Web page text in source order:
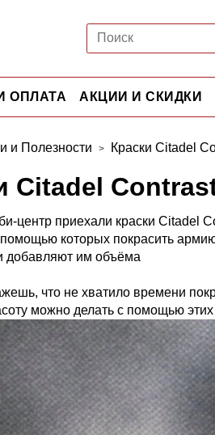
ОПЛАТА АКЦИИ И СКИДКИ
и Полезности Краски Citadel
Citadel
центр приехали краски Citadel
помощью которых покрасить
добавляют им объёма
что не хватило времени
можно делать с помощью этих